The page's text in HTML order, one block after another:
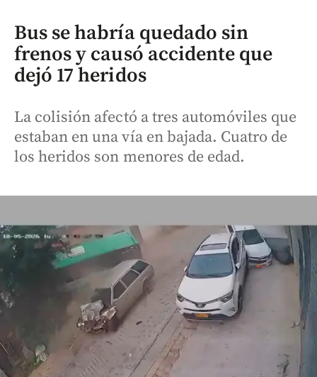
Bus se habría quedado sin
frenos y causó accidente que
dejó 17 heridos
La colisión afectó a tres automóviles que
estaban en una vía en bajada. Cuatro de
los heridos son menores de edad.